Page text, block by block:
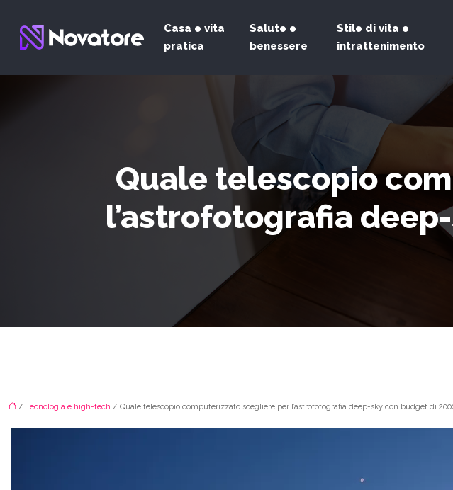
Casa e vita
pratica
Salute e
benessere
Stile di vita e
intrattenimento
Quale telescopio
l’astrofotografia
/ Tecnologia e high-tech / Quale telescopio computerizzato scegliere per l’astrofotografia deep-sky con budget di